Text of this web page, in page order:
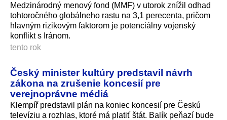
Medzinárodný menový fond (MMF) v utorok znížil odhad
tohtoročného globálneho rastu na 3,1 perecenta, pričom
hlavným rizikovým faktorom je potenciálny vojenský
konflikt s Iránom.
tento rok
Český minister kultúry predstavil návrh
zákona na zrušenie koncesií pre
verejnoprávne médiá
Klempíř predstavil plán na koniec koncesií pre Českú
televíziu a rozhlas, ktoré má platiť štát. Balík peňazí bude